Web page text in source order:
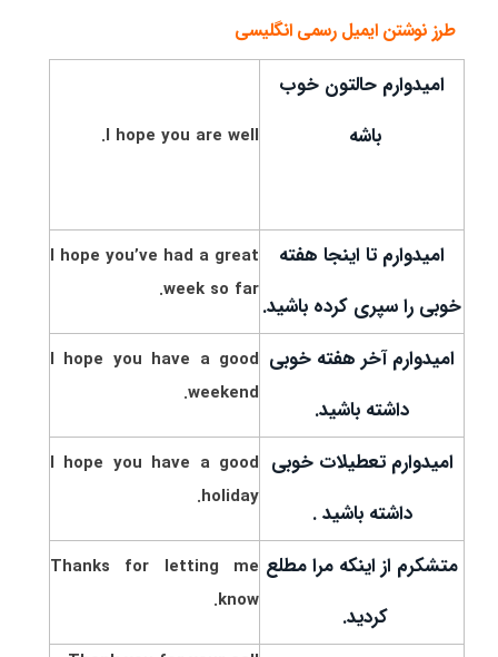
طرز نوشتن ایمیل رسمی انگلیسی
امیدوارم حالتون خوب
باشه
I hope you are well.
امیدوارم تا اینجا هفته
خوبی را سپری کرده باشید.
I hope you’ve had a great
week so far.
امیدوارم آخر هفته خوبی
داشته باشید.
I hope you have a good
weekend.
امیدوارم تعطیلات خوبی
داشته باشید .
I hope you have a good
holiday.
متشکرم از اینکه مرا مطلع
کردید.
Thanks for letting me
know.